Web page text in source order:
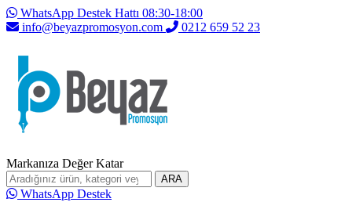
WhatsApp Destek Hattı 08:30-18:00
info@beyazpromosyon.com
0212 659 52 23
Markanıza Değer Katar
ARA
WhatsApp Destek